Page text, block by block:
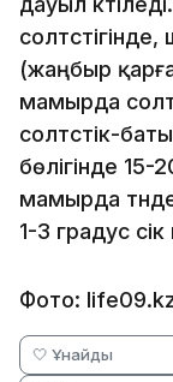
(жаңбыр
мамырда
солтүстік-
бөлігінде 15-
мамырда
1-3 градус үсік
Фото:
🤍 Ұнайды